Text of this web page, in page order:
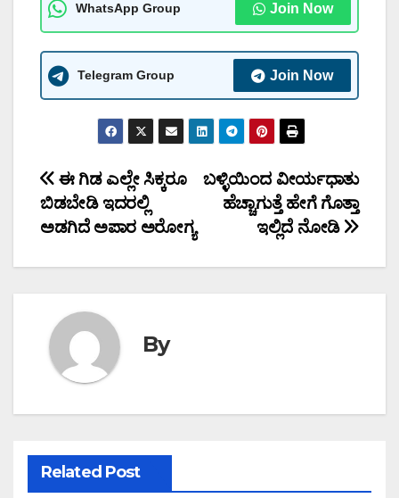
WhatsApp Group Join Now
Telegram Group Join Now
Post
navigation
ಬಳ್ಳಿಯಿಂದ ವೀರ್ಯಧಾತು
ಹೆಚ್ಚಾಗುತ್ತೆ ಹೇಗೆ ಗೊತ್ತಾ
ಇಲ್ಲಿದೆ ನೋಡಿ
ಈ ಗಿಡ ಎಲ್ಲೇ ಸಿಕ್ಕರೂ
ಬಿಡಬೇಡಿ ಇದರಲ್ಲಿ
ಅಡಗಿದೆ ಅಪಾರ ಅರೋಗ್ಯ
By
Related Post